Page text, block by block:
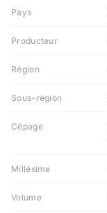
Pays
Producteur
Région
Sous-région
Cépage
Millésime
Volume